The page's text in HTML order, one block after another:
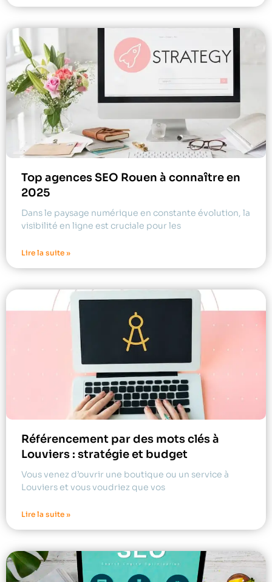
Top agences SEO Rouen à connaître en
2025
Dans le paysage numérique en constante évolution, la
visibilité en ligne est cruciale pour les
Lire la suite »
Référencement par des mots clés à
Louviers : stratégie et budget
Vous venez d’ouvrir une boutique ou un service à
Louviers et vous voudriez que vos
Lire la suite »